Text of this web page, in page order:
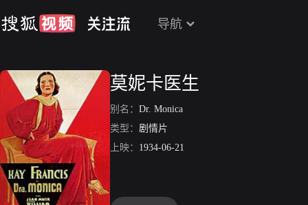
导航
莫妮卡医生
别名： Dr. Monica
类型： 剧情片
上映： 1934-06-21